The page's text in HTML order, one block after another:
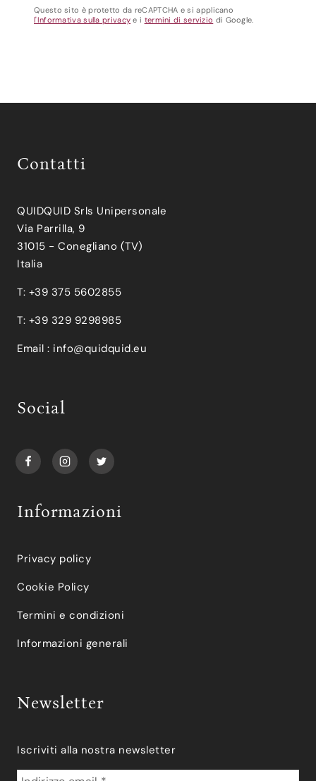
Questo sito è protetto da reCAPTCHA e si applicano
l'Informativa sulla privacy e i termini di servizio di Google.
Contatti
QUIDQUID Srls Unipersonale
Via Parrilla, 9
31015 - Conegliano (TV)
Italia
T: +39 375 5602855
T: +39 329 9298985
Email : info@quidquid.eu
Social
Informazioni
Privacy policy
Cookie Policy
Termini e condizioni
Informazioni generali
Newsletter
Iscriviti alla nostra newsletter